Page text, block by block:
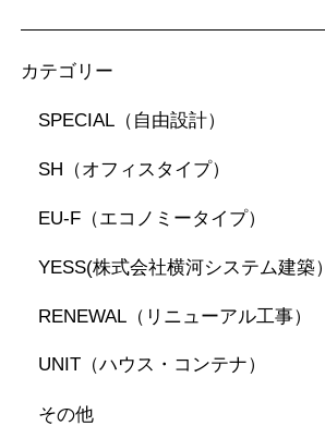
カテゴリー
SPECIAL（自由設計）
SH（オフィスタイプ）
EU-F（エコノミータイプ）
YESS(株式会社横河システム建築）
RENEWAL（リニューアル工事）
UNIT（ハウス・コンテナ）
その他